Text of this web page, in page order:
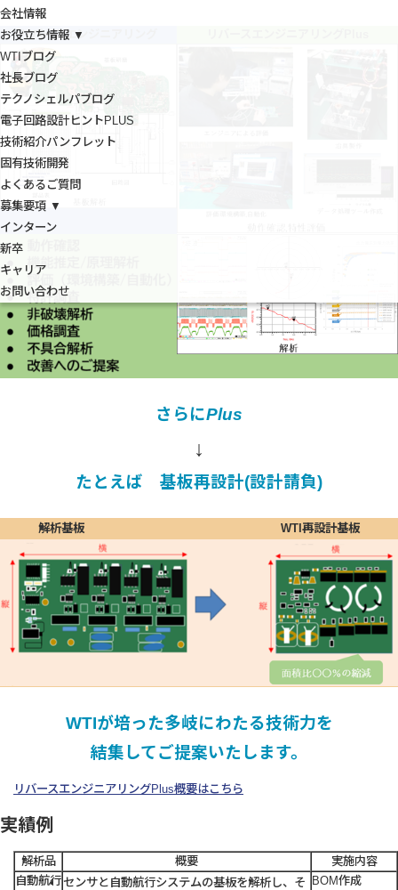
会社情報
お役立ち情報 ▼
WTIブログ
社長ブログ
テクノシェルパブログ
電子回路設計ヒントPLUS
技術紹介パンフレット
固有技術開発
よくあるご質問
募集要項 ▼
インターン
新卒
キャリア
お問い合わせ
リバースエンジニアリング
さらにPlus
↓
たとえば 基板再設計(設計請負)
解析基板 WTI再設計基板
WTIが培った多岐にわたる技術力を
結集してご提案いたします。
リバースエンジニアリングPlus概要はこちら
実績例
解析品 概要
実施内容
自動航行 センサと自動航行システムの基板を解析し、そ
BOM作成